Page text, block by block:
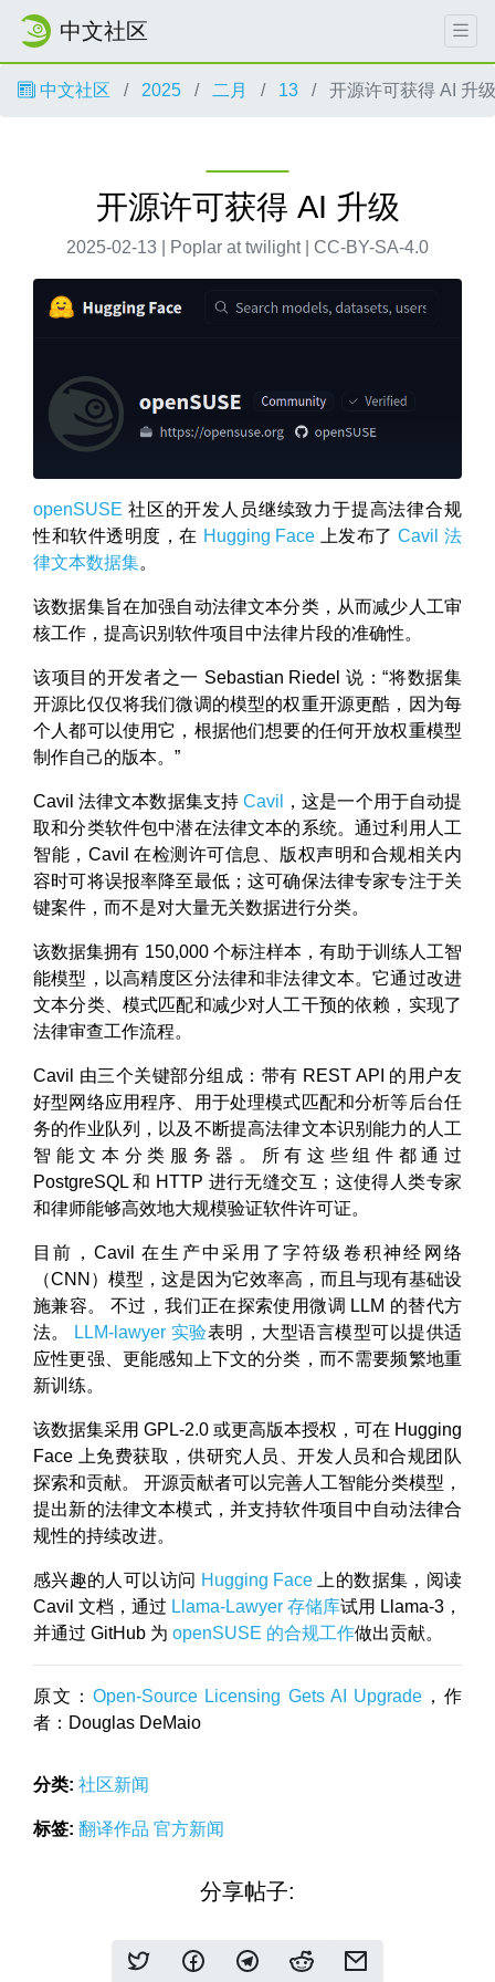
中文社区
中文社区 2025 二月 13 开源许可获得 AI 升级
开源许可获得 AI 升级
2025-02-13 | Poplar at twilight | CC-BY-SA-4.0
openSUSE 社区的开发人员继续致力于提高法律合规
性和软件透明度，在 Hugging Face 上发布了Cavil 法
律文本数据集。
该数据集旨在加强自动法律文本分类，从而减少人工审
核工作，提高识别软件项目中法律片段的准确性。
该项目的开发者之一 Sebastian Riedel 说：“将数据集
开源比仅仅将我们微调的模型的权重开源更酷，因为每
个人都可以使用它，根据他们想要的任何开放权重模型
制作自己的版本。”
Cavil 法律文本数据集支持Cavil
，这是一个用于自动提
取和分类软件包中潜在法律文本的系统。通过利用人工
智能，Cavil 在检测许可信息、版权声明和合规相关内
容时可将误报率降至最低；这可确保法律专家专注于关
键案件，而不是对大量无关数据进行分类。
该数据集拥有 150,000 个标注样本，有助于训练人工智
能模型，以高精度区分法律和非法律文本。它通过改进
文本分类、模式匹配和减少对人工干预的依赖，实现了
法律审查工作流程。
Cavil 由三个关键部分组成：带有 REST API 的用户友
好型网络应用程序、用于处理模式匹配和分析等后台任
务的作业队列，以及不断提高法律文本识别能力的人工
智能文本分类服务器。所有这些组件都通过
PostgreSQL 和 HTTP 进行无缝交互；这使得人类专家
和律师能够高效地大规模验证软件许可证。
目前，Cavil 在生产中采用了字符级卷积神经网络
（CNN）模型，这是因为它效率高，而且与现有基础设
施兼容。 不过，我们正在探索使用微调 LLM 的替代方
法。
LLM-lawyer 实验表明，大型语言模型可以提供适
应性更强、更能感知上下文的分类，而不需要频繁地重
新训练。
该数据集采用 GPL-2.0 或更高版本授权，可在 Hugging
Face 上免费获取，供研究人员、开发人员和合规团队
探索和贡献。 开源贡献者可以完善人工智能分类模型，
提出新的法律文本模式，并支持软件项目中自动法律合
规性的持续改进。
感兴趣的人可以访问 Hugging Face 上的数据集，阅读
Cavil 文档，通过 Llama-Lawyer 存储库试用 Llama-3，
并通过 GitHub 为 openSUSE 的合规工作做出贡献。
原文：Open-Source Licensing Gets AI Upgrade，作
者：Douglas DeMaio
分类: 社区新闻
标签: 翻译作品 官方新闻
分享帖子: